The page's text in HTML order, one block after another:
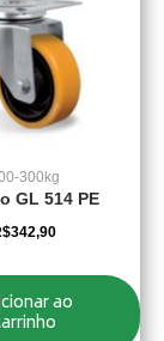
300kg
GL 514 PE
342,90
ao